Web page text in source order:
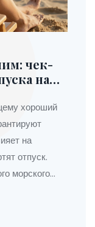
чек-
на
хороший
на
отпуск.
морского